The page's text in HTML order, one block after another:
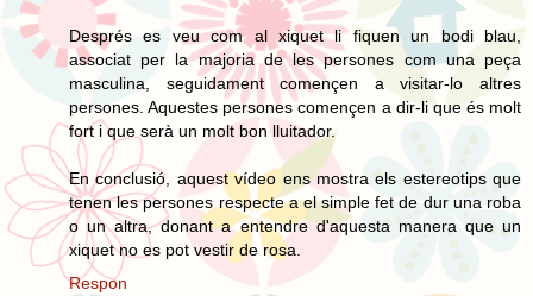
Després es veu com al xiquet li fiquen un bodi blau,
associat per la majoria de les persones com una peça
masculina, seguidament començen a visitar-lo altres
persones. Aquestes persones començen a dir-li que és molt
fort i que serà un molt bon lluitador.
En conclusió, aquest vídeo ens mostra els estereotips que
tenen les persones respecte a el simple fet de dur una roba
o un altra, donant a entendre d'aquesta manera que un
xiquet no es pot vestir de rosa.
Respon